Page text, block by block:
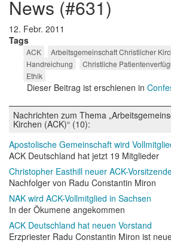
news (#631)
12. Febr. 2011
Tags
ACK
Arbeitsgemeinschaft Christlicher
Handreichung
Christliche
Ethik
Dieser Beitrag ist erschienen in
Nachrichten zum Thema
Kirchen (ACK)“ (10):
Apostolische Gemeinschaft wird
ACK Deutschland hat jetzt 19 Mitglieder
Christopher Easthill neuer ACK-
Nachfolger von Radu Constantin Miron
NAK wird ACK-Vollmitglied in Sachsen
In der Ökumene angekommen
ACK Deutschland hat neuen Vorstand
Erzpriester Radu Constantin Miron ist